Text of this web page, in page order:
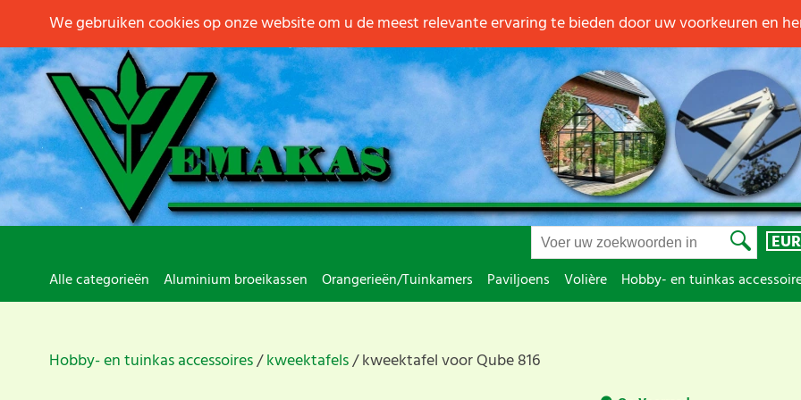
EUR
Alle categorieën Aluminium broeikassen Orangerieën/Tuinkamers Paviljoens Volière Hobby- en tuinkas
Hobby- en tuinkas accessoires kweektafels kweektafel voor Qube 816
We gebruiken cookies op onze website om u de meest relevante ervaring te bieden door uw voorkeuren en